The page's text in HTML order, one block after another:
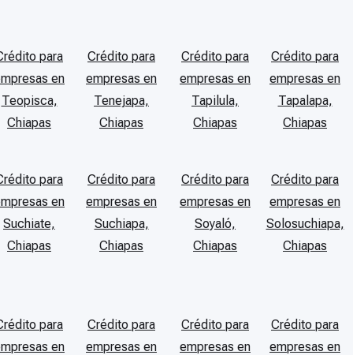
para
en
Teopisca,
Chiapas
Crédito para
empresas en
Tenejapa,
Chiapas
Crédito para
empresas en
Tapilula,
Chiapas
Crédito para
empresas en
Tapalapa,
Chiapas
para
en
Suchiate,
Chiapas
Crédito para
empresas en
Suchiapa,
Chiapas
Crédito para
empresas en
Soyaló,
Chiapas
Crédito para
empresas en
Solosuchiapa,
Chiapas
para
en
Crédito para
empresas en
Crédito para
empresas en
Crédito para
empresas en